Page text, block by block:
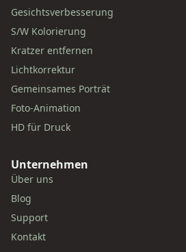
Gesichtsverbesserung
S/W Kolorierung
Kratzer entfernen
Lichtkorrektur
Gemeinsames Porträt
Foto-Animation
HD für Druck
Unternehmen
Über uns
Blog
Support
Kontakt